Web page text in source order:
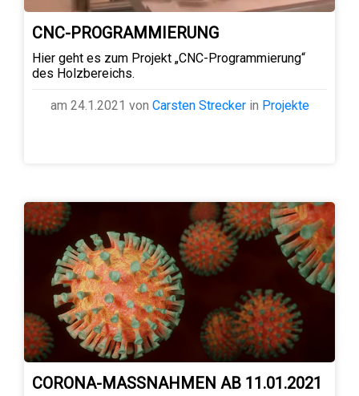
CNC-PROGRAMMIERUNG
Hier geht es zum Projekt „CNC-Programmierung“
des Holzbereichs.
am 24.1.2021 von Carsten Streckerin Projekte
CORONA-MASSNAHMEN AB 11.01.2021